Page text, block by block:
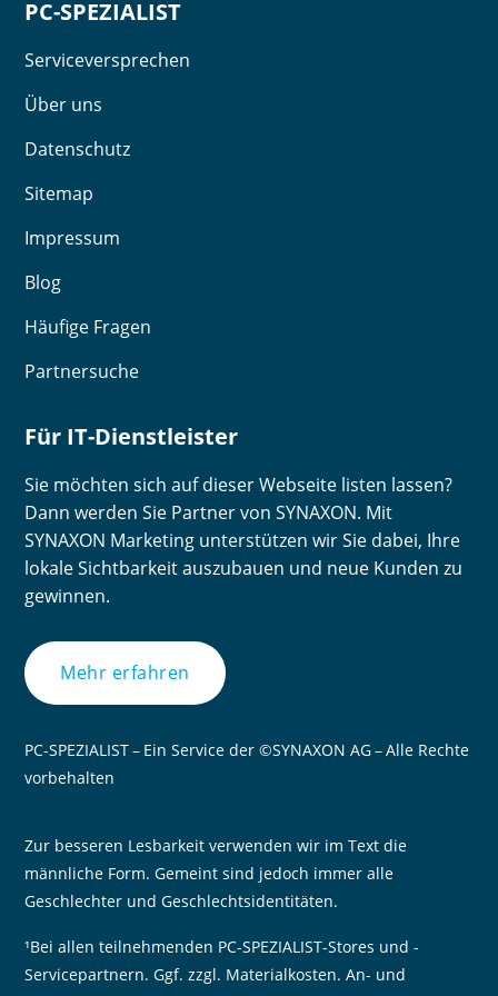
PC-SPEZIALIST
Serviceversprechen
Über uns
Datenschutz
Sitemap
Impressum
Blog
Häufige Fragen
Partnersuche
Für IT-Dienstleister
Sie möchten sich auf dieser Webseite listen lassen?
Dann werden Sie Partner von SYNAXON. Mit
SYNAXON Marketing unterstützen wir Sie dabei, Ihre
lokale Sichtbarkeit auszubauen und neue Kunden zu
gewinnen.
Mehr erfahren
PC-SPEZIALIST – Ein Service der ©SYNAXON AG – Alle Rechte
vorbehalten
Zur besseren Lesbarkeit verwenden wir im Text die
männliche Form. Gemeint sind jedoch immer alle
Geschlechter und Geschlechtsidentitäten.
¹Bei allen teilnehmenden PC-SPEZIALIST-Stores und -
Servicepartnern. Ggf. zzgl. Materialkosten. An- und